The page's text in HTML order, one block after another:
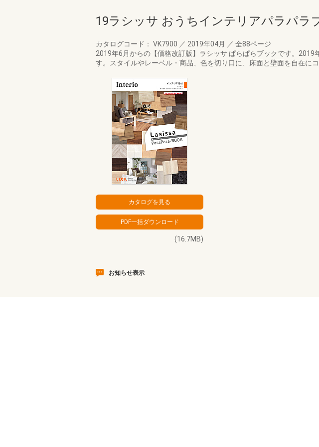
19ラシッサ おうちインテリアパラパラ
カタログコード： VK7900 ／ 2019年04月 ／ 全88ページ
2019年6月からの【価格改訂版】ラシッサ ぱらぱらブックです。
す。スタイルやレーベル・商品、色を切り口に、床面と壁面を自在に
(16.7MB)
お知らせ表示